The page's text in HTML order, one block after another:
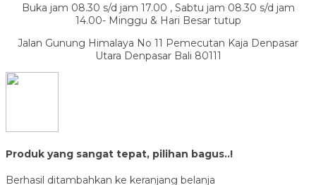
Buka jam 08.30 s/d jam 17.00 , Sabtu jam 08.30 s/d jam
14.00- Minggu & Hari Besar tutup
Jalan Gunung Himalaya No 11 Pemecutan Kaja Denpasar
Utara Denpasar Bali 80111
Produk yang sangat tepat, pilihan bagus..!
Berhasil ditambahkan ke keranjang belanja